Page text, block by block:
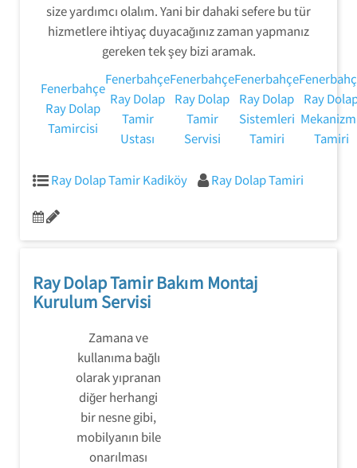
size yardımcı olalım. Yani bir dahaki sefere bu tür
hizmetlere ihtiyaç duyacağınız zaman yapmanız
gereken tek şey bizi aramak.
Fenerbahçe
Ray Dolap
Tamircisi
Fenerbahçe
Ray Dolap
Tamir
Ustası
Fenerbahçe
Ray Dolap
Tamir
Servisi
Fenerbahçe
Ray Dolap
Sistemleri
Tamiri
Ray
Tamiri
Ray Dolap Tamir Kadiköy Ray Dolap Tamiri
Ray Dolap Tamir Bakım Montaj
Kurulum Servisi
Zamana ve
kullanıma bağlı
olarak yıpranan
diğer herhangi
bir nesne gibi,
mobilyanın bile
onarılması